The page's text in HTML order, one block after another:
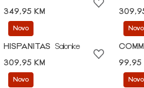
349,95 KM
Novo
HISPANITAS
Salonke
309,95 KM
Novo
99,95
Novo Novo